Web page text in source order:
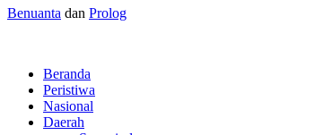
Benuanta dan Prolog
Beranda
Peristiwa
Nasional
Daerah